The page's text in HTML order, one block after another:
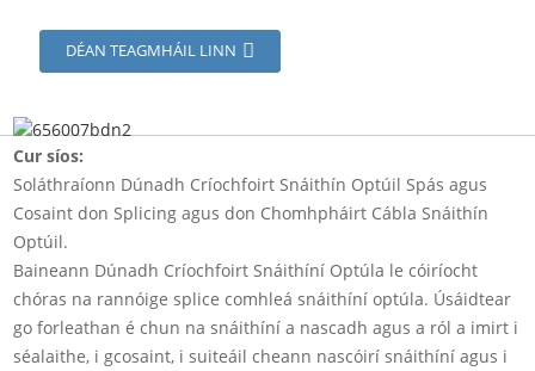
DÉAN TEAGMHÁIL LINN
Cur síos:
Soláthraíonn Dúnadh Críochfoirt Snáithín Optúil Spás agus
Cosaint don Splicing agus don Chomhpháirt Cábla Snáithín
Optúil.
Baineann Dúnadh Críochfoirt Snáithíní Optúla le cóiríocht
chóras na rannóige splice comhleá snáithíní optúla. Úsáidtear
go forleathan é chun na snáithíní a nascadh agus a ról a imirt i
séalaithe, i gcosaint, i suiteáil cheann nascóirí snáithíní agus i